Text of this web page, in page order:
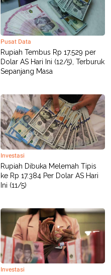
Pusat Data
Rupiah Tembus Rp 17.529 per
Dolar AS Hari Ini (12/5), Terburuk
Sepanjang Masa
Investasi
Rupiah Dibuka Melemah Tipis
ke Rp 17.384 Per Dolar AS Hari
Ini (11/5)
Investasi